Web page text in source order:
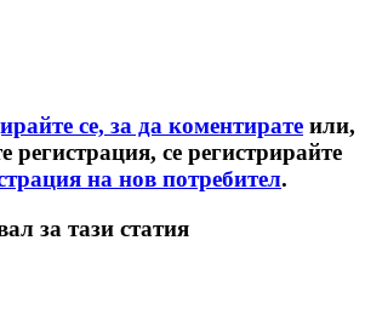
се, за да коментирате или,
регистрация, се регистрирайте
на нов потребител.
за тази статия